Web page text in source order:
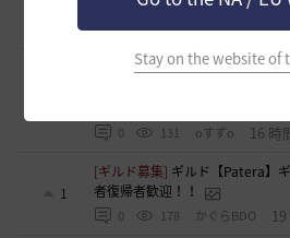
Stay on the website of
[ギルド募集]【TrueWinter】ギ
0 122 倉葉 16 時間
[ギルド募集]好きなキャラで好
0 131 oすずo 16 時
1
[ギルド募集] ギルド【Patera】
者復帰者歓迎！！
0 178 かぐらBDO